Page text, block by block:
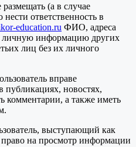
размещать (а в случае
ответственность в
education.ru ФИО, адреса
личную информацию других
лиц без их личного
вправе
новостях,
комментарии, а также иметь
выступающий как
на просмотр информации